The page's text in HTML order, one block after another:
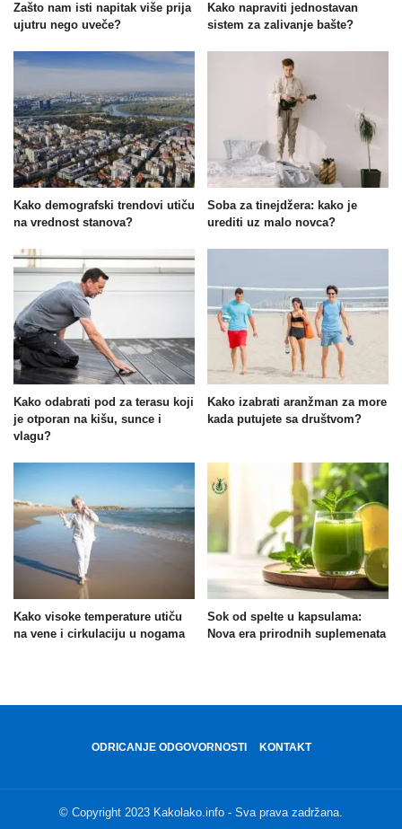
Zašto nam isti napitak više prija
ujutru nego uveče?
Kako napraviti jednostavan
sistem za zalivanje bašte?
Kako demografski trendovi utiču
na vrednost stanova?
Soba za tinejdžera: kako je
urediti uz malo novca?
Kako odabrati pod za terasu koji
je otporan na kišu, sunce i
vlagu?
Kako izabrati aranžman za more
kada putujete sa društvom?
Kako visoke temperature utiču
na vene i cirkulaciju u nogama
Sok od spelte u kapsulama:
Nova era prirodnih suplemenata
ODRICANJE ODGOVORNOSTI KONTAKT
© Copyright 2023 Kakolako.info - Sva prava zadržana.